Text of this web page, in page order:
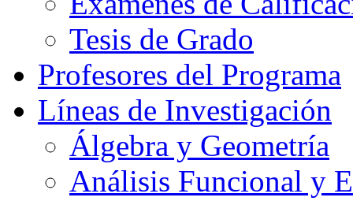
Tesis de Grado
Profesores del Programa
Líneas de Investigación
Álgebra y Geometría
Análisis Funcional y